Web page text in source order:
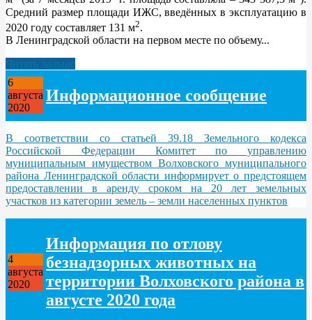
Средний размер площади ИЖС, введённых в эксплуатацию в
2020 году составляет 131 м2.
В Ленинградской области на первом месте по объему...
Читать дальше
6
августа
2020
Информационное сообщение
В соответствии со статьей 39.18 Земельного кодекса
Российской Федерации Комитет по управлению
муниципальным имуществом Волховского муниципального
района Ленинградской области информирует о предстоящем
предоставлении в аренду сроком на 20 лет земельных
участков из категории земель – земли населенных пунктов
4
августа
2020
Информация по отлову
безнадзорных животных на
территории Волховского района в
августе 2020 года